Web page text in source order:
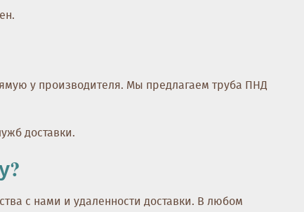
у производителя. Мы предлагаем труба ПНД
доставки.
с нами и удаленности доставки. В любом